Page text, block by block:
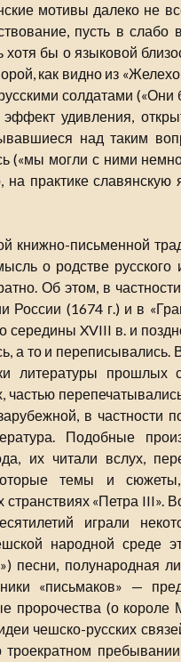
мотивы далеко не
пусть в слабо
бы о языковой
как видно из
солдатами
удивления,
над таким
(«мы могли с ними
практике славянскую
книжно-письменной
о родстве русского
Об этом, в
России (1674 г.) и в
середины XVIII в. и
а то и переписывались.
литературы прошлых
в частности
Подобные
их читали вслух,
темы и
«Петра III».
играли
народной среде
полународная
«письмаков» —
пророчества (о
чешско-русских